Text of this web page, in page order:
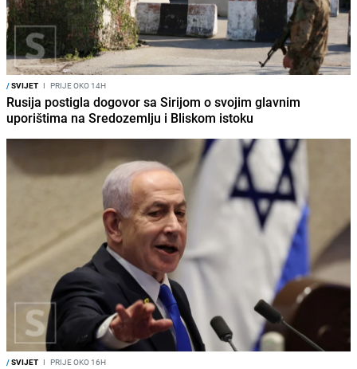
/SVIJET I PRIJE OKO 14H
Rusija postigla dogovor sa Sirijom o svojim glavnim
uporištima na Sredozemlju i Bliskom istoku
/SVIJET I PRIJE OKO 16H